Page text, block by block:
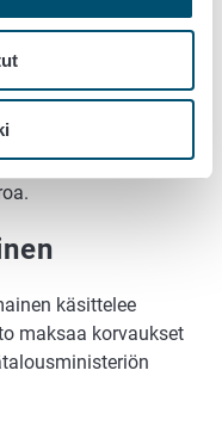
vahingot
vahinkojen
hakijaa ja
käsittelee
maksaa korvaukset